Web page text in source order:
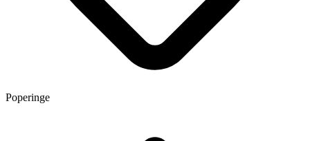
Poperinge